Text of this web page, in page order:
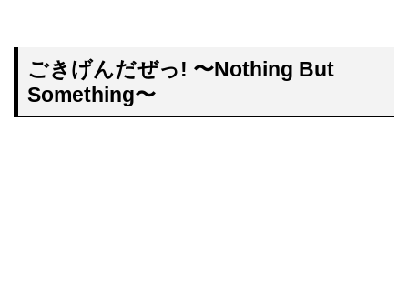
ごきげんだぜっ! 〜Nothing But
Something〜